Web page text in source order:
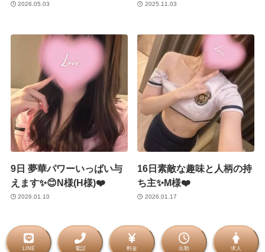
2026.05.03 2025.11.03
9日 夢華パワーいっぱい与
えます✨😊N様(H様)❤️
2026.01.10
16日素敵な趣味と人柄の持
ち主✨M様❤️
2026.01.17
LINE 電話 料金 出勤 求人